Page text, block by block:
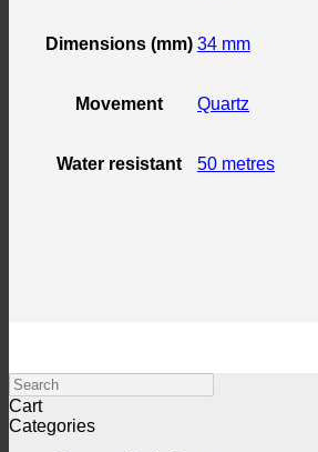
Dimensions (mm) 34 mm
Movement Quartz
Water resistant 50 metres
Search
Cart
Categories